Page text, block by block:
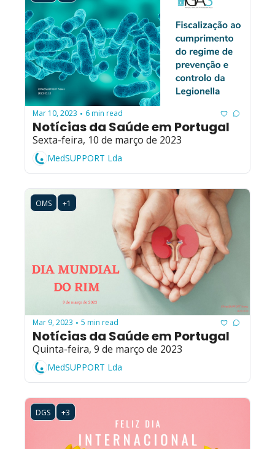
Mar 10, 2023 • 6 min read
Notícias da Saúde em Portugal
Sexta-feira, 10 de março de 2023
MedSUPPORT Lda
OMS +1
Mar 9, 2023 • 5 min read
Notícias da Saúde em Portugal
Quinta-feira, 9 de março de 2023
MedSUPPORT Lda
DGS +3